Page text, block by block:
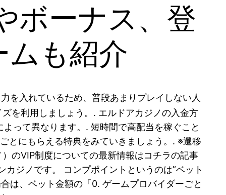
ボーナス、登
も紹介
を入れているため、普段あまりプレイしない人
を利用しましょう。. エルドアカジノの入金方
って異なります。. 短時間で高配当を稼ぐこと
とにもらえる特典をみていきましょう。. ※遷移
のVIP制度についての最新情報はコチラの記事
ジノです。 コンプポイントというのは”ベット
は、ベット金額の「0. ゲームプロバイダーごと